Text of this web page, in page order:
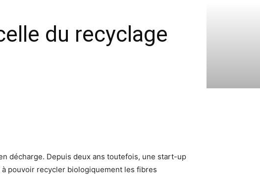
du recyclage
décharge. Depuis deux ans toutefois, une start-up
pouvoir recycler biologiquement les fibres